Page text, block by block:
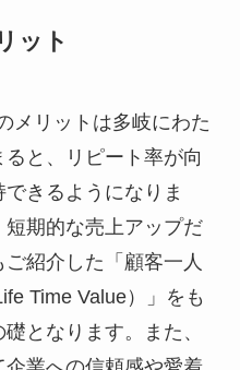
ット
メリットは多岐にわた
と、リピート率が向
できるようになりま
期的な売上アップだ
ご紹介した「顧客一人
Time Value）」をも
となります。また、